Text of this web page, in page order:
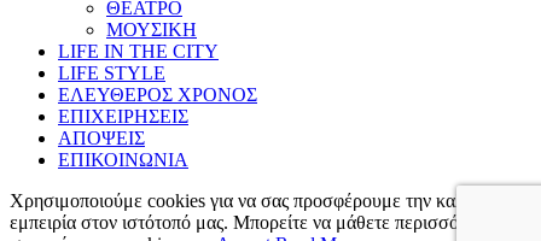
ΘΕΑΤΡΟ
ΜΟΥΣΙΚΗ
LIFE IN THE CITY
LIFE STYLE
ΕΛΕΥΘΕΡΟΣ ΧΡΟΝΟΣ
ΕΠΙΧΕΙΡΗΣΕΙΣ
ΑΠΟΨΕΙΣ
ΕΠΙΚΟΙΝΩΝΙΑ
Χρησιμοποιούμε cookies για να σας προσφέρουμε την καλύτερη
εμπειρία στον ιστότοπό μας. Μπορείτε να μάθετε περισσότερα